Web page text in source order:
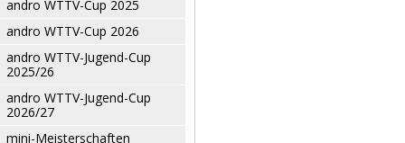
andro WTTV-Cup 2025
andro WTTV-Cup 2026
andro WTTV-Jugend-Cup
2025/26
andro WTTV-Jugend-Cup
2026/27
mini-Meisterschaften